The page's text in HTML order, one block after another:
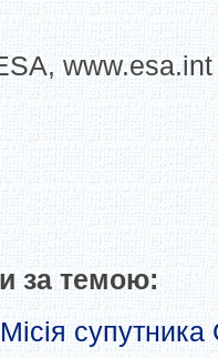
www.esa.int
за темою:
Місія супутника